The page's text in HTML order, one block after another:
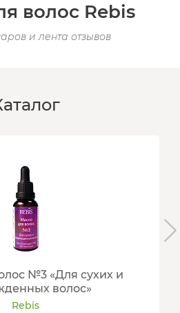
волос Rebis
и лента отзывов
№3 «Для сухих и
волос»
Rebis